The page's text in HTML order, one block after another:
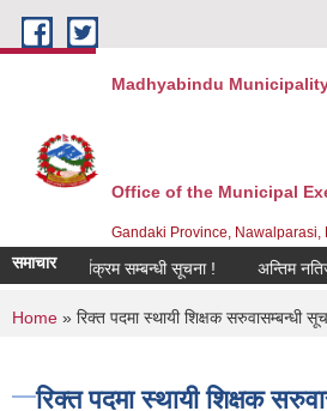
Skip to main content
Madhyabindu
Office of the Municipal
Gandaki Province, Nawalparasi,
समाचारकार्यक्रम सम्बन्धी सूचना ! अन्तिम नतिजा
You are here
Home » रिक्त पदमा स्थायी शिक्षक सरुवासम्बन्धी
रिक्त पदमा स्थायी शिक्षक